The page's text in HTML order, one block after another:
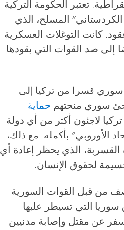
تعتبر الحكومة التركية
المسلح، الذي
كانت التوغلات العسكرية
إلى صد القوات التي يقودها
سوري قسرا من تركيا إلى
حماية
في تركيا لاجئون أكثر من أي دولة
الأوروبي" بأكمله. مع ذلك،
القسرية، الذي يحظر إعادة أي
لحقوق الإنسان.
من قبل القوات السورية
التي تسيطر عليها
عن مقتل وإصابة مدنيين